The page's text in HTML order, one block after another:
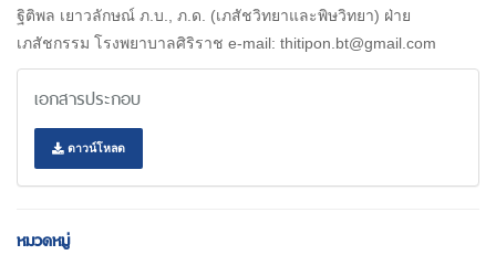
ฐิติพล เยาวลักษณ์ ภ.บ., ภ.ด. (เภสัชวิทยาและพิษวิทยา) ฝ่าย
เภสัชกรรม โรงพยาบาลศิริราช e-mail: thitipon.bt@gmail.com
เอกสารประกอบ
ดาวน์โหลด
หมวดหมู่